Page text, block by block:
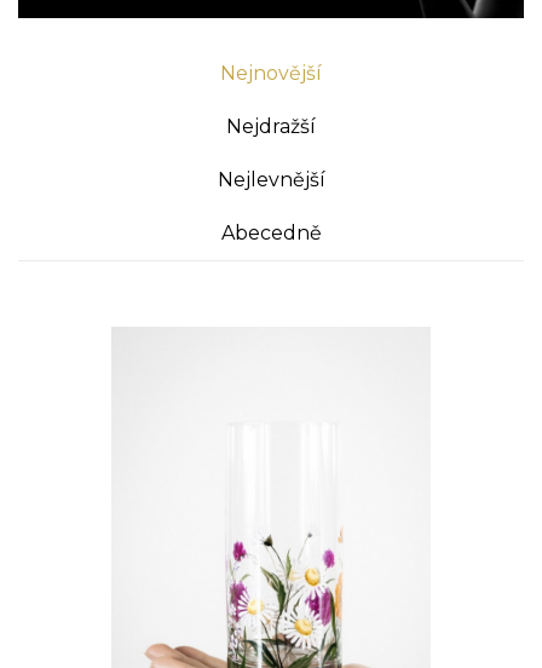
Nejnovější
Nejdražší
Nejlevnější
Abecedně